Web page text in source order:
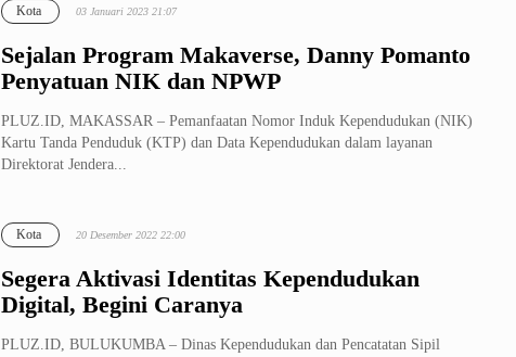
Sejalan Program Makaverse, Danny Pomanto
Penyatuan NIK dan NPWP
Kota 03 Januari 2023 21:07
PLUZ.ID, MAKASSAR – Pemanfaatan Nomor Induk Kependudukan (NIK)
Kartu Tanda Penduduk (KTP) dan Data Kependudukan dalam layanan
Direktorat Jendera...
Segera Aktivasi Identitas Kependudukan
Digital, Begini Caranya
Kota 20 Desember 2022 22:00
PLUZ.ID, BULUKUMBA – Dinas Kependudukan dan Pencatatan Sipil